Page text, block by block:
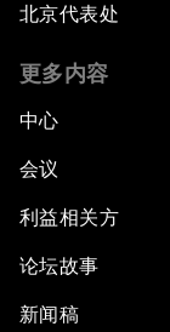
北京代表处
更多内容
中心
会议
利益相关方
论坛故事
新闻稿